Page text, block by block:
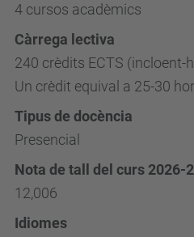
4 cursos acadèmics
Càrrega lectiva
240 crèdits ECTS (incloent-
Un crèdit equival a 25-30
Tipus de docència
Presencial
Nota de tall del curs 2026-
12,006
Idiomes